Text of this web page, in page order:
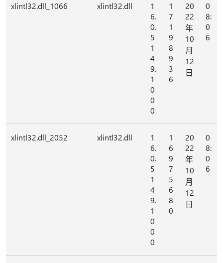
xlintl32.dll_1066 xlintl32.dll
1
6.
0.
5
1
4
9.
1
0
0
0
1
7
1
9
8
9
3
6
20
22
年
10
月
12
日
0
8:
0
6
xlintl32.dll_2052 xlintl32.dll
1
6.
0.
5
1
4
9.
1
0
0
0
1
6
9
7
5
6
8
0
20
22
年
10
月
12
日
0
8:
0
6